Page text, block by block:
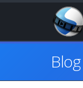
Blog